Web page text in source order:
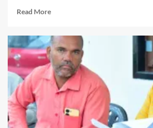
के
दर्शन
के
लिए
रवाना
Read MoreRead
रजत
पदक
विजेता
ज्ञानेश्वरी
यादव
मंत्री